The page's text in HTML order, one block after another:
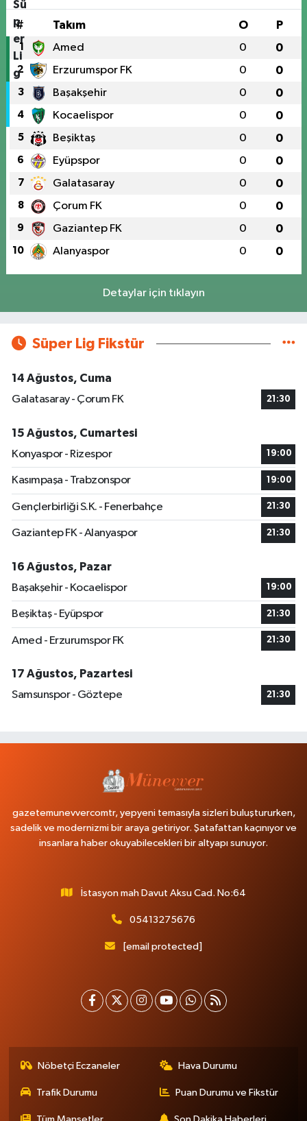
# Takım O P
1 Amed 0 0
2 Erzurumspor FK 0 0
3 Başakşehir 0 0
4 Kocaelispor 0 0
5 Beşiktaş 0 0
6 Eyüpspor 0 0
7 Galatasaray 0 0
8 Çorum FK 0 0
9 Gaziantep FK 0 0
10 Alanyaspor 0 0
Detaylar için tıklayın
Süper Lig Fikstür
14 Ağustos, Cuma
Galatasaray - Çorum FK
21:30
15 Ağustos, Cumartesi
Konyaspor - Rizespor
19:00
Kasımpaşa - Trabzonspor 19:00
Gençlerbirliği S.K. - Fenerbahçe 21:30
Gaziantep FK - Alanyaspor 21:30
16 Ağustos, Pazar
Başakşehir - Kocaelispor
19:00
Beşiktaş - Eyüpspor 21:30
Amed - Erzurumspor FK 21:30
17 Ağustos, Pazartesi
Samsunspor - Göztepe
21:30
gazetemunevvercomtr, yepyeni temasıyla sizleri buluştururken,
sadelik ve modernizmi bir araya getiriyor. Şatafattan kaçınıyor ve
insanlara haber okuyabilecekleri bir altyapı sunuyor.
İstasyon mah Davut Aksu Cad. No:64
05413275676
[email protected]
Nöbetçi Eczaneler Hava Durumu
Trafik Durumu Puan Durumu ve Fikstür